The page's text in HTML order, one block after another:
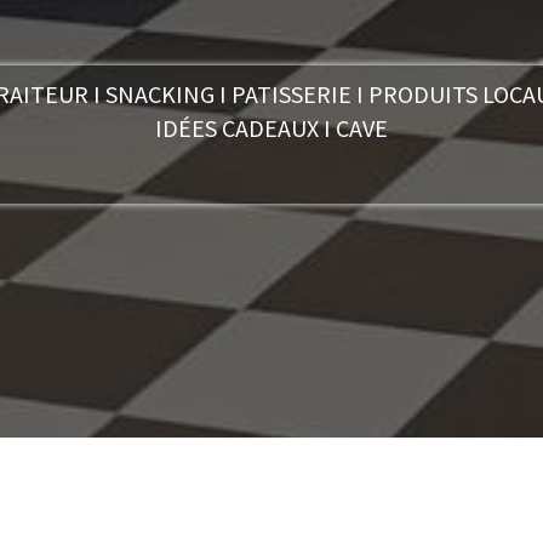
I SNACKING I PATISSERIE I PRODUITS
IDÉES CADEAUX I CAVE